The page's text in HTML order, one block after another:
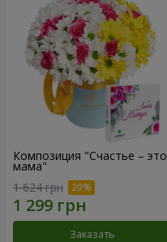
Композиция "Счастье – это
мама"
1 624 грн
Заказать